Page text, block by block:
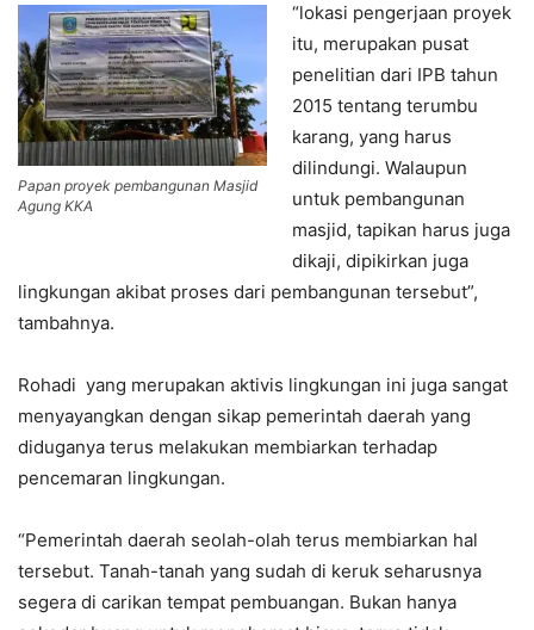
Papan proyek pembangunan Masjid
Agung KKA
“lokasi pengerjaan proyek
itu, merupakan pusat
penelitian dari IPB tahun
2015 tentang terumbu
karang, yang harus
dilindungi. Walaupun
untuk pembangunan
masjid, tapikan harus juga
dikaji, dipikirkan juga
lingkungan akibat proses dari pembangunan tersebut”,
tambahnya.
Rohadi yang merupakan aktivis lingkungan ini juga sangat
menyayangkan dengan sikap pemerintah daerah yang
diduganya terus melakukan membiarkan terhadap
pencemaran lingkungan.
“Pemerintah daerah seolah-olah terus membiarkan hal
tersebut. Tanah-tanah yang sudah di keruk seharusnya
segera di carikan tempat pembuangan. Bukan hanya